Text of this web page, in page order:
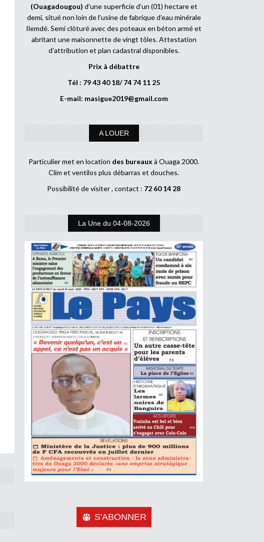
(Ouagadougou) d’une superficie d’un (01) hectare et
demi, situé non loin de l’usine de fabrique d’eau minérale
Ilemdé. Semi clôturé avec des poteaux en béton armé et
abritant une maisonnette de vingt tôles. Attestation
d’attribution et plan cadastral disponibles.
Prix à débattre
Tél : 79 43 40 18/ 74 74 11 25
E-mail: masigue2019@gmail.com
A LOUER
Particulier met en location des bureaux à Ouaga 2000.
Clim et ventilos plus débarras et douches.
Possibilité de visiter , contact : 72 60 14 28
La Une du 04-08-2026
S'ABONNER